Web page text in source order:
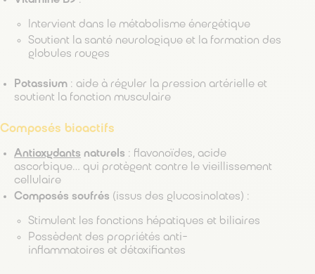
Intervient dans le métabolisme énergétique
Soutient la santé neurologique et la formation des
globules rouges
Potassium : aide à réguler la pression artérielle et
soutient la fonction musculaire
Composés bioactifs
Antioxydants naturels : flavonoïdes, acide
ascorbique… qui protègent contre le vieillissement
cellulaire
Composés soufrés (issus des glucosinolates) :
Stimulent les fonctions hépatiques et biliaires
Possèdent des propriétés anti-
inflammatoires et détoxifiantes